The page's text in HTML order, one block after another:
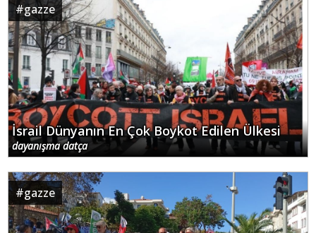
#gazze
İsrail Dünyanın En Çok Boykot Edilen Ülkesi
dayanışma datça
#gazze